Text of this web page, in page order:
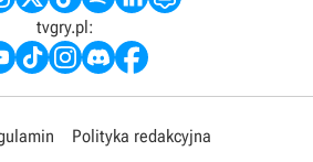
tvgry.pl:
Polityka redakcyjna